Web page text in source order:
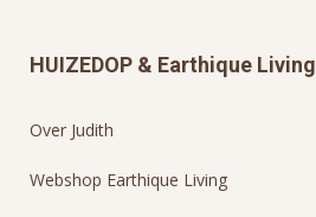
HUIZEDOP & Earthique Living
Over Judith
Webshop Earthique Living